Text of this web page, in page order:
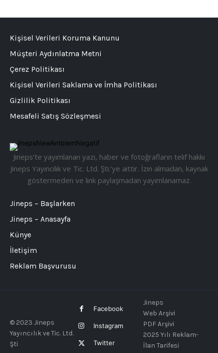
Jineps’te yayımlanan yazı, haber ve fotoğrafların telif hakkı
Jineps Yayıncılık ve Tic. Ltd. Şti.’ye aittir. İzin almadan, kaynak
göstermeden ve link paylaşmadan yayımlanamaz.
Jineps – Başlarken
Jineps – Anasayfa
Künye
İletişim
Reklam Başvurusu
Kişisel Verileri Koruma Kanunu
Müşteri Aydınlatma Metni
Çerez Politikası
Kişisel Verileri Saklama ve İmha Politikası
Gizlilik Politikası
Mesafeli Satış Sözleşmesi
© 2023 Jineps
Yayıncılık ve Tic. Ltd.
Şti
Facebook
Instagram
Twitter
Jineps
Web Arşivi
PDF Arşivi
2025 Yılı Reklam-
İlan Tarifesi